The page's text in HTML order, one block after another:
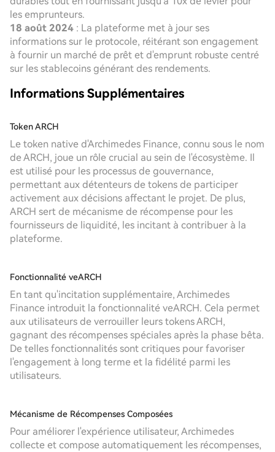
les emprunteurs.
18 août 2024 : La plateforme met à jour ses
informations sur le protocole, réitérant son engagement
à fournir un marché de prêt et d'emprunt robuste centré
sur les stablecoins générant des rendements.
Informations Supplémentaires
Token ARCH
Le token native d'Archimedes Finance, connu sous le nom
de ARCH, joue un rôle crucial au sein de l'écosystème. Il
est utilisé pour les processus de gouvernance,
permettant aux détenteurs de tokens de participer
activement aux décisions affectant le projet. De plus,
ARCH sert de mécanisme de récompense pour les
fournisseurs de liquidité, les incitant à contribuer à la
plateforme.
Fonctionnalité veARCH
En tant qu'incitation supplémentaire, Archimedes
Finance introduit la fonctionnalité veARCH. Cela permet
aux utilisateurs de verrouiller leurs tokens ARCH,
gagnant des récompenses spéciales après la phase bêta.
De telles fonctionnalités sont critiques pour favoriser
l'engagement à long terme et la fidélité parmi les
utilisateurs.
Mécanisme de Récompenses Composées
Pour améliorer l'expérience utilisateur, Archimedes
collecte et compose automatiquement les récompenses,